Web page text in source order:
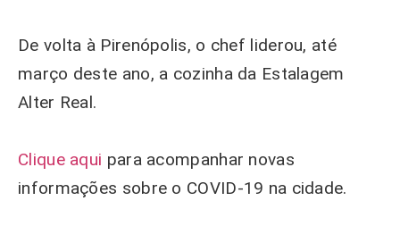
De volta à Pirenópolis, o chef liderou, até
março deste ano, a cozinha da Estalagem
Alter Real.
Clique aqui para acompanhar novas
informações sobre o COVID-19 na cidade.